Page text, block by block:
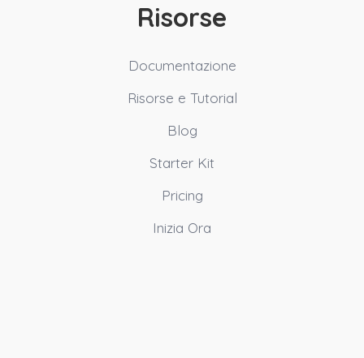
Risorse
Documentazione
Risorse e Tutorial
Blog
Starter Kit
Pricing
Inizia Ora